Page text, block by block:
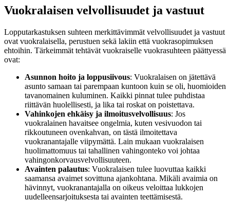
Vuokralaisen velvollisuudet ja vastuut
Lopputarkastuksen suhteen merkittävimmät velvollisuudet ja vastuut
ovat vuokralaisella, perustuen sekä lakiin että vuokrasopimuksen
ehtoihin. Tärkeimmät tehtävät vuokraiselle vuokrasuhteen päättyessä
ovat:
Asunnon hoito ja loppusiivous: Vuokralaisen on jätettävä
asunto samaan tai parempaan kuntoon kuin se oli, huomioiden
tavanomainen kuluminen. Kaikki pinnat tulee puhdistaa
riittävän huolellisesti, ja lika tai roskat on poistettava.
Vahinkojen ehkäisy ja ilmoitusvelvollisuus: Jos
vuokralainen havaitsee ongelmia, kuten vesivuodon tai
rikkoutuneen ovenkahvan, on tästä ilmoitettava
vuokranantajalle viipymättä. Lain mukaan vuokralaisen
huolimattomuus tai tahallinen vahingonteko voi johtaa
vahingonkorvausvelvollisuuteen.
Avainten palautus: Vuokralaisen tulee luovuttaa kaikki
saamansa avaimet sovittuna ajankohtana. Mikäli avaimia on
hävinnyt, vuokranantajalla on oikeus veloittaa lukkojen
uudelleensarjoituksesta tai avainten teettämisestä.